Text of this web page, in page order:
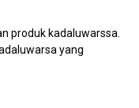
produk kadaluwarssa.
yang